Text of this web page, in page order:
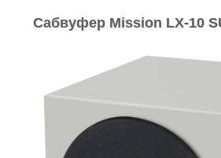
Сабвуфер Mission LX-10